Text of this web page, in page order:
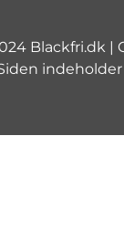
Blackfri.dk |